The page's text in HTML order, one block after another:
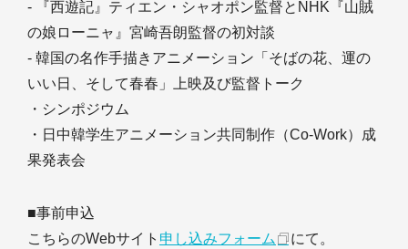
- 『西遊記』ティエン・シャオポン監督とNHK『山賊
の娘ローニャ』宮崎吾朗監督の初対談
- 韓国の名作手描きアニメーション「そばの花、運の
いい日、そして春春」上映及び監督トーク
・シンポジウム
・日中韓学生アニメーション共同制作（Co-Work）成
果発表会
■事前申込
こちらのWebサイト 申し込みフォーム にて。